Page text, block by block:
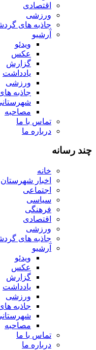
اقتصادی
ورزشی
جاذبه های
آرشیو
ویدئو
عکس
گزارش
یادداشت
ورزشی
جاذبه
مصاحبه
تماس با ما
درباره ما
چند رسانه
خانه
اخبار شهرستان
اجتماعی
سیاسی
فرهنگی
اقتصادی
ورزشی
جاذبه های
آرشیو
ویدئو
عکس
گزارش
یادداشت
ورزشی
جاذبه
مصاحبه
تماس با ما
درباره ما